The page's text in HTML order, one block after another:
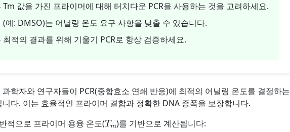
값을 가진 프라이머에 대해 터치다운 PCR을 사용하는 것을 고려하세요.
(예: DMSO)는 어닐링 온도 요구 사항을 낮출 수 있습니다.
최적의 결과를 위해 기울기 PCR로 항상 검증하세요.
학자와 연구자들이 PCR(중합효소 연쇄 반응)에 최적의 어닐링 온도를 결정하는
다. 이는 효율적인 프라이머 결합과 정확한 DNA 증폭을 보장합니다.
적으로 프라이머 용융 온도( )를 기반으로 계산됩니다: